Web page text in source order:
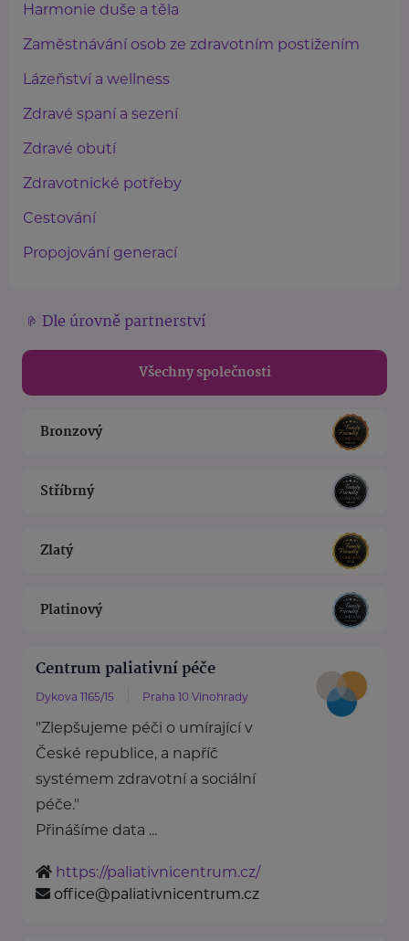
Harmonie duše a těla
Zaměstnávání osob ze zdravotním postižením
Lázeňství a wellness
Zdravé spaní a sezení
Zdravé obutí
Zdravotnické potřeby
Cestování
Propojování generací
Dle úrovně partnerství
Všechny společnosti
Bronzový
Stříbrný
Zlatý
Platinový
Centrum paliativní péče
Dykova 1165/15 Praha 10 Vinohrady
"Zlepšujeme péči o umírající v
České republice, a napříč
systémem zdravotní a sociální
péče."
Přinášíme data ...
https://paliativnicentrum.cz/
office@paliativnicentrum.cz